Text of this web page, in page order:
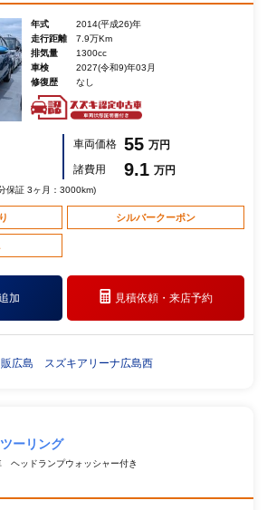
年式
2014(平成26)年
走行距離
7.9万Km
排気量
1300cc
車検
2027(令和9)年03月
修復歴
なし
車両価格 55 万円
諸費用
9.1 万円
保証 3ヶ月：3000km)
シルバークーポン
加 見積依頼・来店予約
販広島 スズキアリーナ広島西
ーリング
ヘッドランプウォッシャー付き